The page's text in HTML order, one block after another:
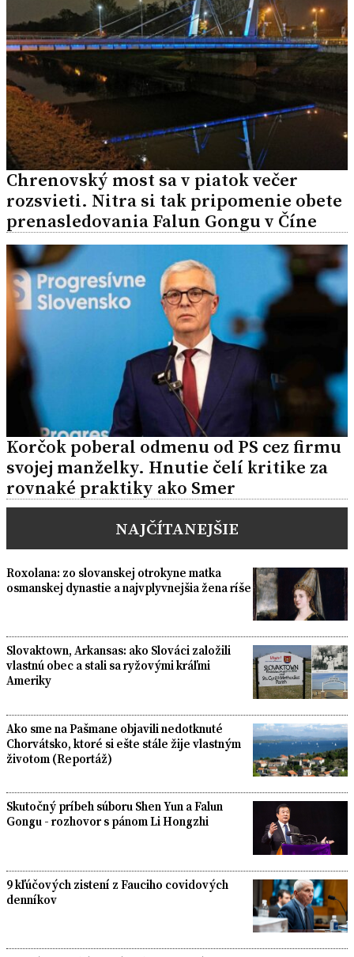
Chrenovský most sa v piatok večer
rozsvieti. Nitra si tak pripomenie obete
prenasledovania Falun Gongu v Číne
Korčok poberal odmenu od PS cez firmu
svojej manželky. Hnutie čelí kritike za
rovnaké praktiky ako Smer
NAJČÍTANEJŠIE
Roxolana: zo slovanskej otrokyne matka
osmanskej dynastie a najvplyvnejšia žena ríše
Slovaktown, Arkansas: ako Slováci založili
vlastnú obec a stali sa ryžovými kráľmi
Ameriky
Ako sme na Pašmane objavili nedotknuté
Chorvátsko, ktoré si ešte stále žije vlastným
životom (Reportáž)
Skutočný príbeh súboru Shen Yun a Falun
Gongu - rozhovor s pánom Li Hongzhi
9 kľúčových zistení z Fauciho covidových
denníkov